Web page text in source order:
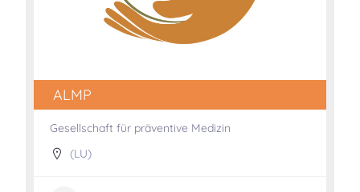
ALMP
Gesellschaft für präventive Medizin
(LU)